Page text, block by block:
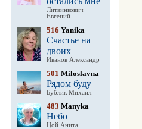
Литвинкович
Евгений
516 Yanika
Счастье на
двоих
Иванов Александр
501 Miloslavna
Рядом буду
Бублик Михаил
483 Manyka
Небо
Цой Анита